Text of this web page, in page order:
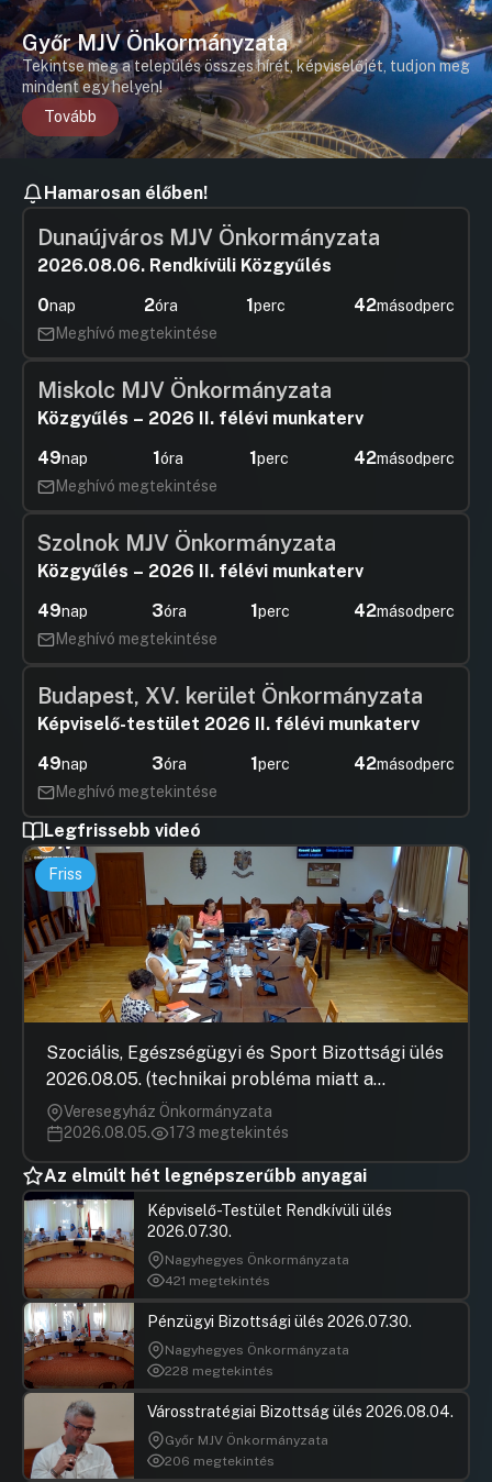
Győr MJV Önkormányzata
Tekintse meg a település összes hírét, képviselőjét, tudjon meg
mindent egy helyen!
Tovább
Hamarosan élőben!
Dunaújváros MJV Önkormányzata
2026.08.06. Rendkívüli Közgyűlés
0nap 2óra 1perc 42másodperc
Meghívó megtekintése
Miskolc MJV Önkormányzata
Közgyűlés – 2026 II. félévi munkaterv
49nap 1óra 1perc 42másodperc
Meghívó megtekintése
Szolnok MJV Önkormányzata
Közgyűlés – 2026 II. félévi munkaterv
49nap 3óra 1perc 42másodperc
Meghívó megtekintése
Budapest, XV. kerület Önkormányzata
Képviselő-testület 2026 II. félévi munkaterv
49nap 3óra 1perc 42másodperc
Meghívó megtekintése
Legfrissebb videó
Friss
Szociális, Egészségügyi és Sport Bizottsági ülés
2026.08.05. (technikai probléma miatt a
jegyzőkönyv elfogadása nem rögzült)
Veresegyház Önkormányzata
2026.08.05.
173 megtekintés
Az elmúlt hét legnépszerűbb anyagai
Képviselő-Testület Rendkívüli ülés
2026.07.30.
Nagyhegyes Önkormányzata
421 megtekintés
Pénzügyi Bizottsági ülés 2026.07.30.
Nagyhegyes Önkormányzata
228 megtekintés
Városstratégiai Bizottság ülés 2026.08.04.
Győr MJV Önkormányzata
206 megtekintés